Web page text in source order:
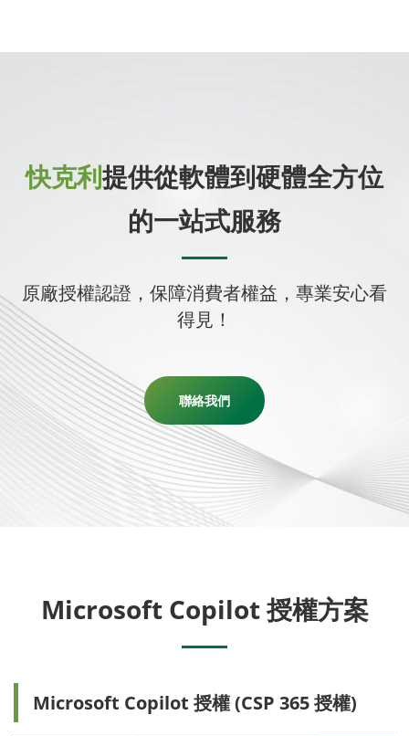
快克利提供從軟體到硬體全方位
的一站式服務
原廠授權認證，保障消費者權益，專業安心看
得見！
聯絡我們
Microsoft Copilot 授權方案
Microsoft Copilot 授權 (CSP 365 授權)